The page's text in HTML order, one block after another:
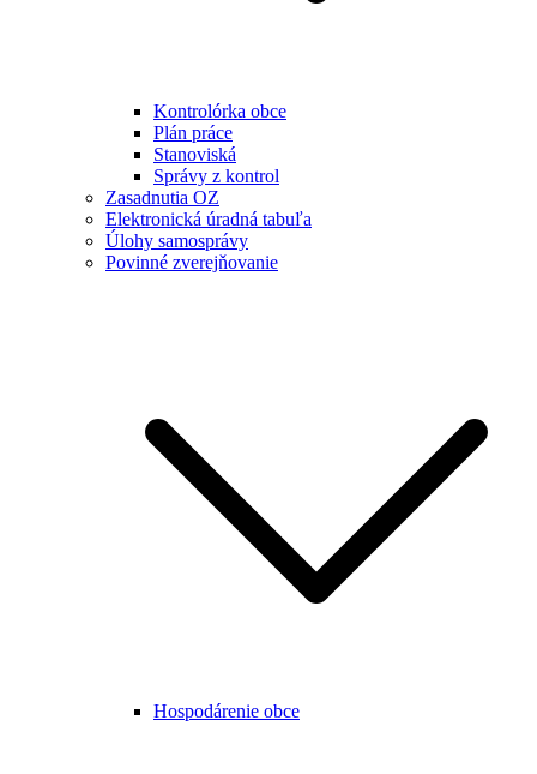
Kontrolórka obce
Plán práce
Stanoviská
Správy z kontrol
Zasadnutia OZ
Elektronická úradná tabuľa
Úlohy samosprávy
Povinné zverejňovanie
Hospodárenie obce